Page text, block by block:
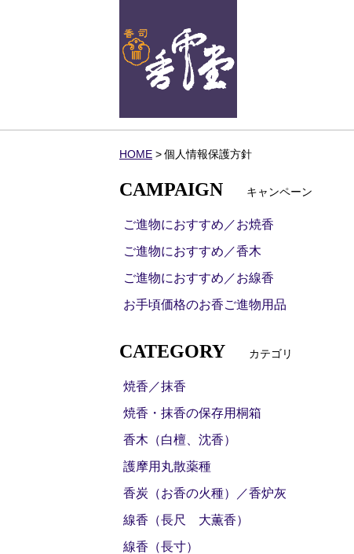
HOME 個人情報保護方針
CAMPAIGN キャンペーン
ご進物におすすめ／お焼香
ご進物におすすめ／香木
ご進物におすすめ／お線香
お手頃価格のお香ご進物用品
CATEGORY カテゴリ
焼香／抹香
焼香・抹香の保存用桐箱
香木（白檀、沈香）
護摩用丸散薬種
香炭（お香の火種）／香炉灰
線香（長尺 大薫香）
線香（長寸）